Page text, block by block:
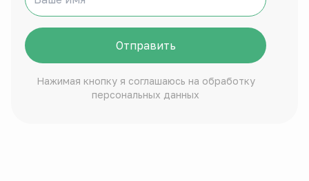
Отправить
Нажимая кнопку я соглашаюсь на обработку
персональных данных